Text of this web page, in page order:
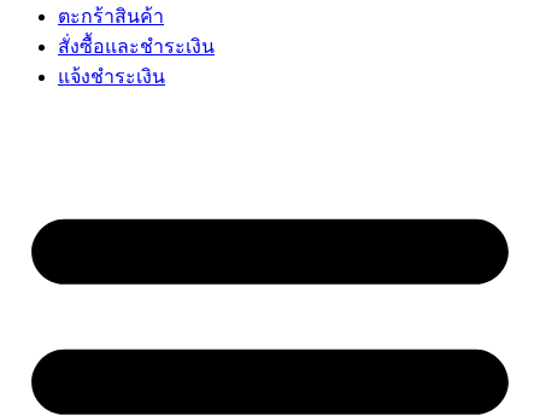
ตะกร้าสินค้า
สั่งซื้อและชำระเงิน
แจ้งชำระเงิน